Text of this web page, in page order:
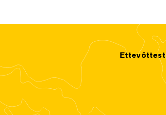
Ettevõttest